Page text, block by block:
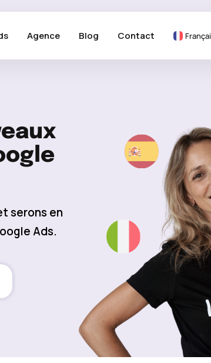
Agence Blog Contact
serons en
Ads.